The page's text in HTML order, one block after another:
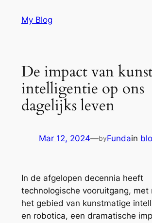
My Blog
De impact van
intelligentie op ons
dagelijks leven
Mar 12, 2024—byFundain
In de afgelopen decennia heeft
technologische vooruitgang, met
het gebied van kunstmatige
en robotica, een dramatische